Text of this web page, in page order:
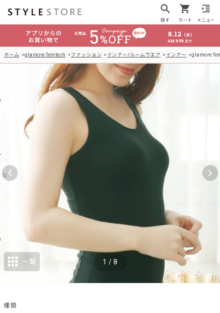
探す カート メニュー
ホーム glamore femtech ファッション インナー/ルームウエア インナー glamore
1 / 8
一覧
種類